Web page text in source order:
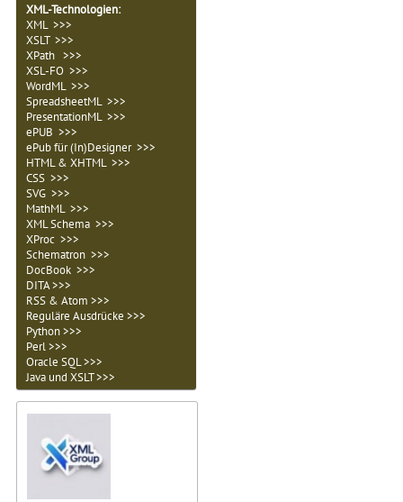
XML-Technologien:
XML >>>
XSLT >>>
XPath >>>
XSL-FO >>>
WordML >>>
SpreadsheetML >>>
PresentationML >>>
ePUB >>>
ePub für (In)Designer >>>
HTML & XHTML >>>
CSS >>>
SVG >>>
MathML >>>
XML Schema >>>
XProc >>>
Schematron >>>
DocBook >>>
DITA >>>
RSS & Atom >>>
Reguläre Ausdrücke >>>
Python >>>
Perl >>>
Oracle SQL >>>
Java und XSLT >>>